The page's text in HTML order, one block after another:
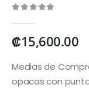
₡15,600.00
Medias de
opacas con